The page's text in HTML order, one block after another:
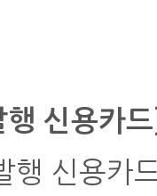
행 신용카드]
행 신용카